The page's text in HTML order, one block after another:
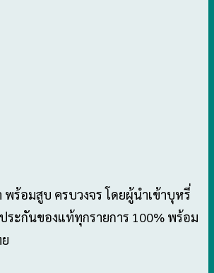
ร้อมสูบ ครบวงจร โดยผู้นำเข้าบุหรี่
ระกันของแท้ทุกรายการ 100% พร้อม